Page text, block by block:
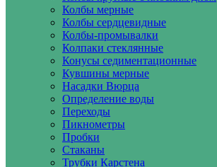
Колбы мерные
Колбы сердцевидные
Колбы-промывалки
Колпаки стеклянные
Конусы седиментационные
Кувшины мерные
Насадки Вюрца
Определение воды
Переходы
Пикнометры
Пробки
Стаканы
Трубки Карстена